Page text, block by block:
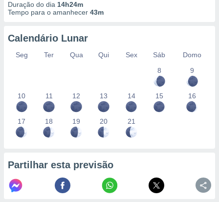
Duração do dia 14h24m
Tempo para o amanhecer 43m
Calendário Lunar
Seg Ter Qua Qui Sex Sáb
Domo
8
9
10 11 12 13 14 15 16
17 18 19 20 21
Partilhar esta previsão